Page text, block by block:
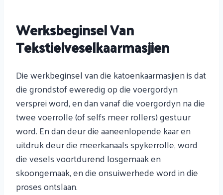
Werksbeginsel Van
Tekstielveselkaarmasjien
Die werkbeginsel van die katoenkaarmasjien is dat
die grondstof eweredig op die voergordyn
versprei word, en dan vanaf die voergordyn na die
twee voerrolle (of selfs meer rollers) gestuur
word. En dan deur die aaneenlopende kaar en
uitdruk deur die meerkanaals spykerrolle, word
die vesels voortdurend losgemaak en
skoongemaak, en die onsuiwerhede word in die
proses ontslaan.